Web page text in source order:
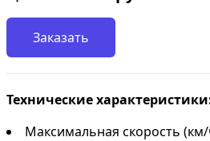
Заказать
Технические
Максимальная скорость